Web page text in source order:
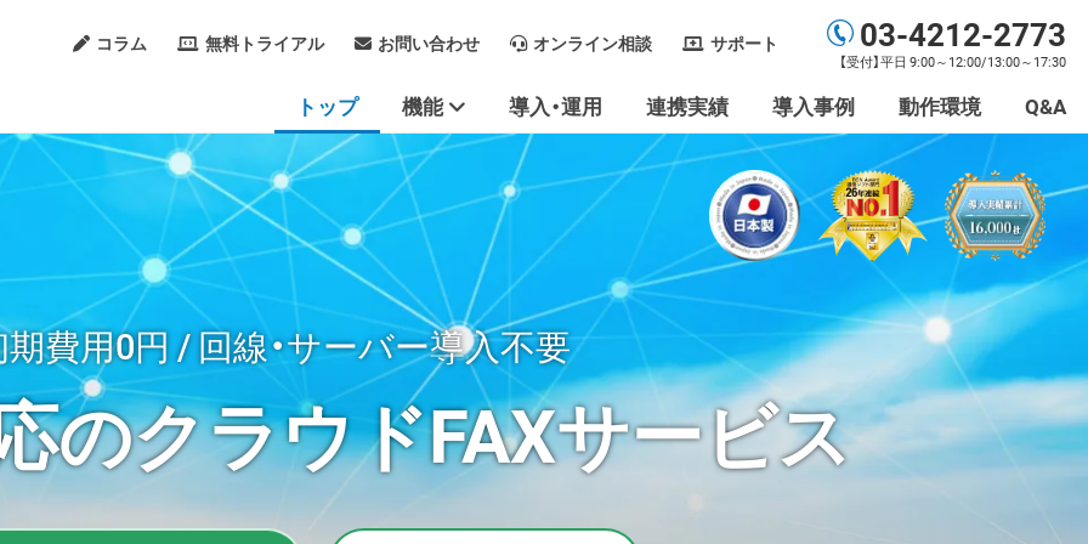
コラム 無料トライアル お問い合わせ オンライン相談 サポート 03-4212-2773
【受付】平日 9:00～12:00/13:00～17:30
トップ 機能
Webクライアント
システム連携
セキュリティ
複合機からの送信FAXを一元管理
複合機経由でのFAX受信
「FUJIFILM IWpro」と送信連携
スマートフォンでFAX送受信
導入・運用 連携実績 導入事例 動作環境 Q&A
のクラウドFAXサービス
費用0円 / 回線・サーバー導入不要